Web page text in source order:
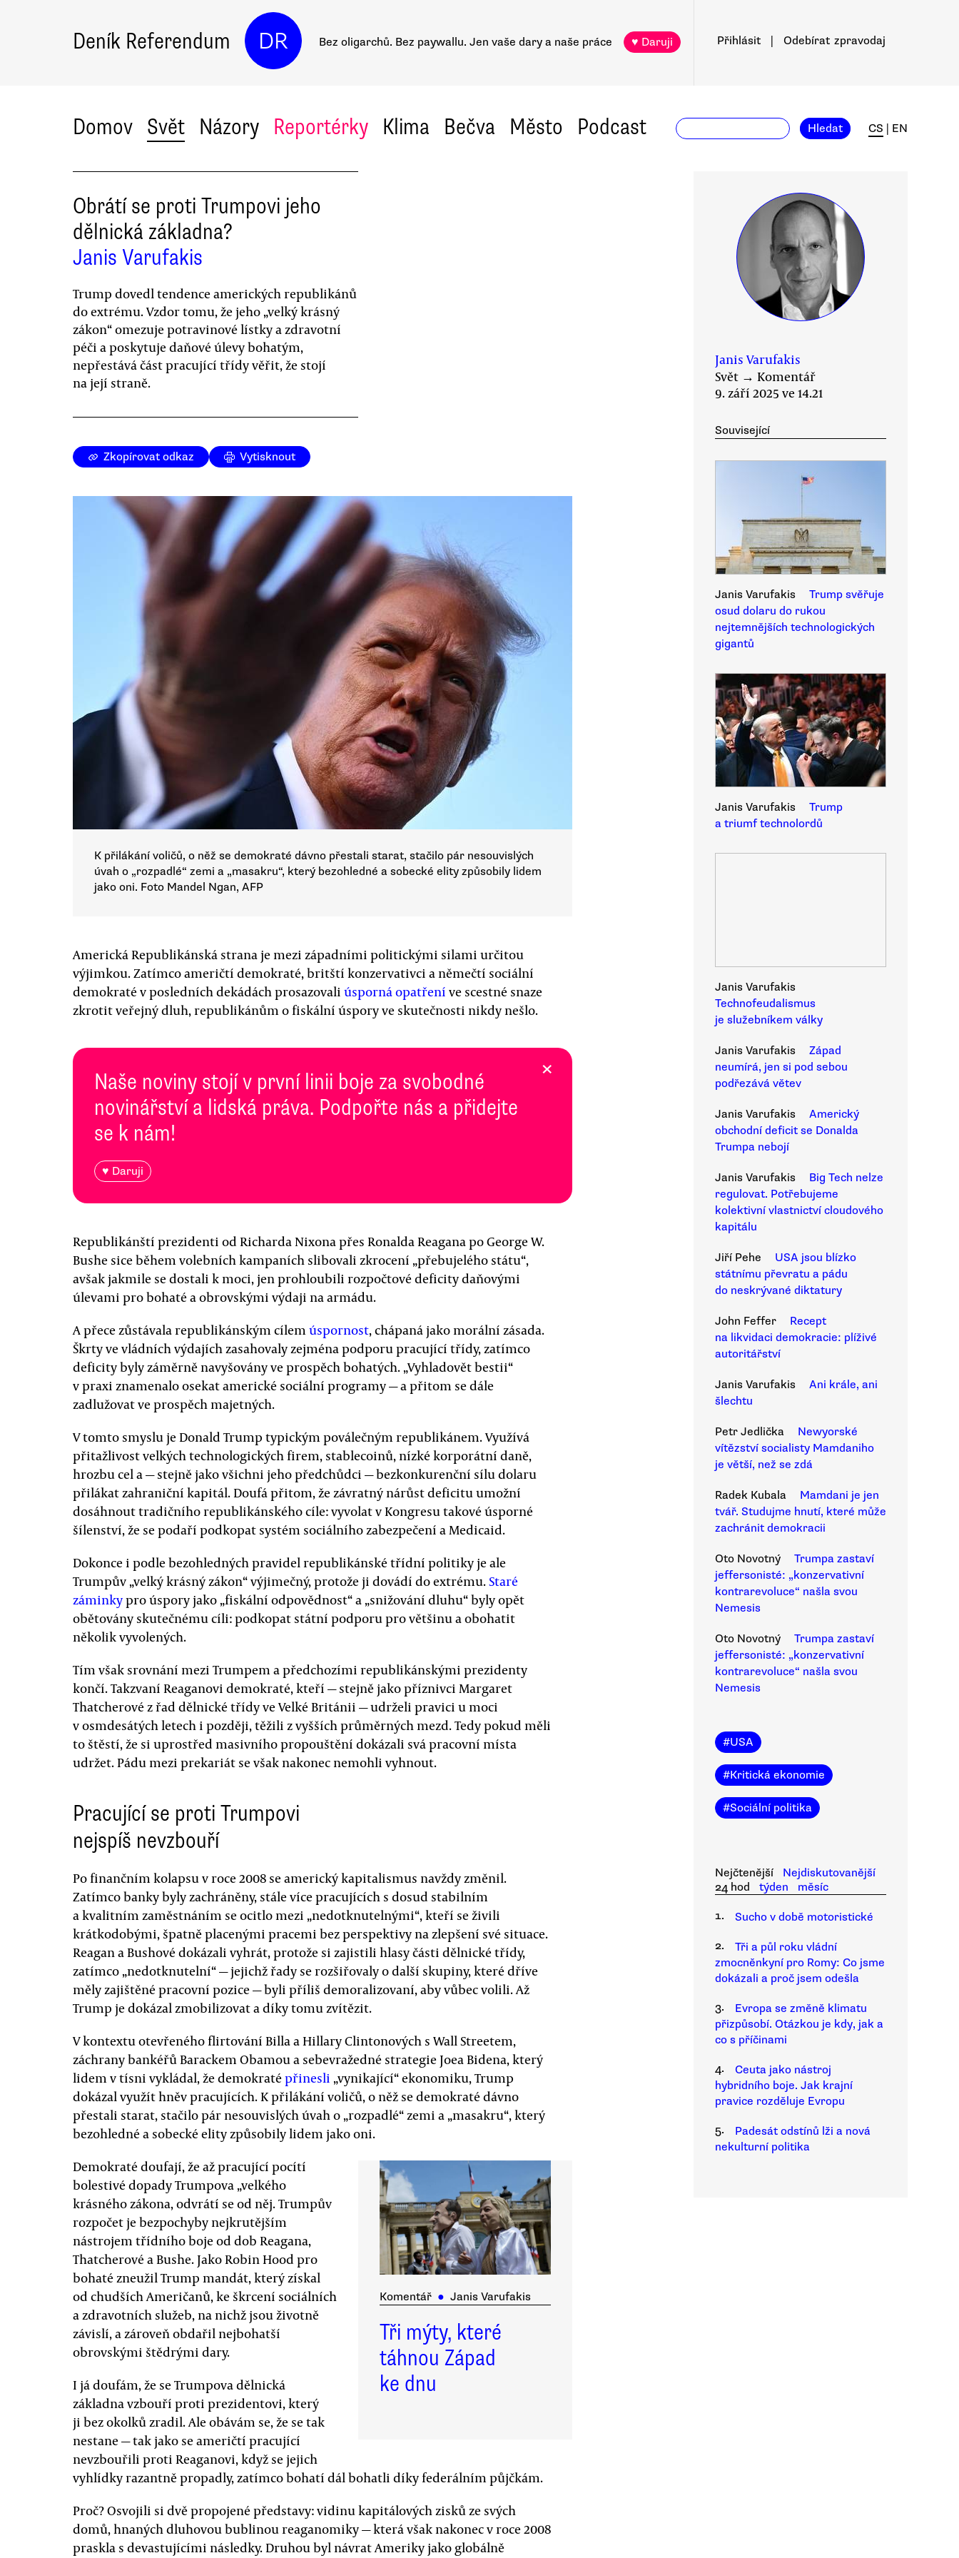
Deník Referendum DR Bez oligarchů. Bez paywallu. Jen vaše dary a naše práce ♥ Daruji Přihlásit Odebírat zpravodaj
Domov Svět Názory Reportérky Klima Bečva Město Podcast Hledat CS EN
Obrátí se proti Trumpovi jeho
dělnická základna?
Janis Varufakis
Trump dovedl tendence amerických republikánů
do extrému. Vzdor tomu, že jeho „velký krásný
zákon“ omezuje potravinové lístky a zdravotní
péči a poskytuje daňové úlevy bohatým,
nepřestává část pracující třídy věřit, že stojí
na její straně.
Zkopírovat odkaz Vytisknout
K přilákání voličů, o něž se demokraté dávno přestali starat, stačilo pár nesouvislých
úvah o „rozpadlé“ zemi a „masakru“, který bezohledné a sobecké elity způsobily lidem
jako oni. Foto Mandel Ngan, AFP
Americká Republikánská strana je mezi západními politickými silami určitou
výjimkou. Zatímco američtí demokraté, britští konzervativci a němečtí sociální
demokraté v posledních dekádách prosazovali úsporná opatření ve scestné snaze
zkrotit veřejný dluh, republikánům o fiskální úspory ve skutečnosti nikdy nešlo.
Naše noviny stojí v první linii boje za svobodné
novinářství a lidská práva. Podpořte nás a přidejte
se k nám!
♥ Daruji
×
Republikánští prezidenti od Richarda Nixona přes Ronalda Reagana po George W.
Bushe sice během volebních kampaních slibovali zkrocení „přebujelého státu“,
avšak jakmile se dostali k moci, jen prohloubili rozpočtové deficity daňovými
úlevami pro bohaté a obrovskými výdaji na armádu.
A přece zůstávala republikánským cílemúspornost, chápaná jako morální zásada.
Škrty ve vládních výdajích zasahovaly zejména podporu pracující třídy, zatímco
deficity byly záměrně navyšovány ve prospěch bohatých. „Vyhladovět bestii“
v praxi znamenalo osekat americké sociální programy — a přitom se dále
zadlužovat ve prospěch majetných.
V tomto smyslu je Donald Trump typickým poválečným republikánem. Využívá
přitažlivost velkých technologických firem, stablecoinů, nízké korporátní daně,
hrozbu cel a — stejně jako všichni jeho předchůdci — bezkonkurenční sílu dolaru
přilákat zahraniční kapitál. Doufá přitom, že závratný nárůst deficitu umožní
dosáhnout tradičního republikánského cíle: vyvolat v Kongresu takové úsporné
šílenství, že se podaří podkopat systém sociálního zabezpečení a Medicaid.
Dokonce i podle bezohledných pravidel republikánské třídní politiky je ale
Trumpův „velký krásný zákon“ výjimečný, protože ji dovádí do extrému.Staré
záminkypro úspory jako „fiskální odpovědnost“ a „snižování dluhu“ byly opět
obětovány skutečnému cíli: podkopat státní podporu pro většinu a obohatit
několik vyvolených.
Tím však srovnání mezi Trumpem a předchozími republikánskými prezidenty
končí. Takzvaní Reaganovi demokraté, kteří — stejně jako příznivci Margaret
Thatcherové z řad dělnické třídy ve Velké Británii — udrželi pravici u moci
v osmdesátých letech i později, těžili z vyšších průměrných mezd. Tedy pokud měli
to štěstí, že si uprostřed masivního propouštění dokázali svá pracovní místa
udržet. Pádu mezi prekariát se však nakonec nemohli vyhnout.
Pracující se proti Trumpovi
nejspíš nevzbouří
Po finančním kolapsu v roce 2008 se americký kapitalismus navždy změnil.
Zatímco banky byly zachráněny, stále více pracujících s dosud stabilním
a kvalitním zaměstnáním se ocitlo mezi „nedotknutelnými“, kteří se živili
krátkodobými, špatně placenými pracemi bez perspektivy na zlepšení své situace.
Reagan a Bushové dokázali vyhrát, protože si zajistili hlasy části dělnické třídy,
zatímco „nedotknutelní“ — jejichž řady se rozšiřovaly o další skupiny, které dříve
měly zajištěné pracovní pozice — byli příliš demoralizovaní, aby vůbec volili. Až
Trump je dokázal zmobilizovat a díky tomu zvítězit.
V kontextu otevřeného flirtování Billa a Hillary Clintonových s Wall Streetem,
záchrany bankéřů Barackem Obamou a sebevražedné strategie Joea Bidena, který
lidem v tísni vykládal, že demokratépřinesli „vynikající“ ekonomiku, Trump
dokázal využít hněv pracujících. K přilákání voličů, o něž se demokraté dávno
přestali starat, stačilo pár nesouvislých úvah o „rozpadlé“ zemi a „masakru“, který
bezohledné a sobecké elity způsobily lidem jako oni.
Komentář ● Janis Varufakis
Tři mýty, které
táhnou Západ
ke dnu
Demokraté doufají, že až pracující pocítí
bolestivé dopady Trumpova „velkého
krásného zákona, odvrátí se od něj. Trumpův
rozpočet je bezpochyby nejkrutějším
nástrojem třídního boje od dob Reagana,
Thatcherové a Bushe. Jako Robin Hood pro
bohaté zneužil Trump mandát, který získal
od chudších Američanů, ke škrcení sociálních
a zdravotních služeb, na nichž jsou životně
závislí, a zároveň obdařil nejbohatší
obrovskými štědrými dary.
I já doufám, že se Trumpova dělnická
základna vzbouří proti prezidentovi, který
ji bez okolků zradil. Ale obávám se, že se tak
nestane — tak jako se američtí pracující
nevzbouřili proti Reaganovi, když se jejich
vyhlídky razantně propadly, zatímco bohatí dál bohatli díky federálním půjčkám.
Proč? Osvojili si dvě propojené představy: vidinu kapitálových zisků ze svých
domů, hnaných dluhovou bublinou reaganomiky — která však nakonec v roce 2008
praskla s devastujícími následky. Druhou byl návrat Ameriky jako globálně
Janis Varufakis
Svět → Komentář
9. září 2025 ve 14.21
Související
Janis Varufakis
Trump svěřuje
osud dolaru do rukou
nejtemnějších technologických
gigantů
Janis Varufakis
Trump
a triumf technolordů
Janis Varufakis
Technofeudalismus
je služebníkem války
Janis Varufakis
Západ
neumírá, jen si pod sebou
podřezává větev
Janis Varufakis
Americký
obchodní deficit se Donalda
Trumpa nebojí
Janis Varufakis
Big Tech nelze
regulovat. Potřebujeme
kolektivní vlastnictví cloudového
kapitálu
Jiří Pehe
USA jsou blízko
státnímu převratu a pádu
do neskrývané diktatury
John Feffer
Recept
na likvidaci demokracie: plíživé
autoritářství
Janis Varufakis
Ani krále, ani
šlechtu
Petr Jedlička
Newyorské
vítězství socialisty Mamdaniho
je větší, než se zdá
Radek Kubala
Mamdani je jen
tvář. Studujme hnutí, které může
zachránit demokracii
Oto Novotný
Trumpa zastaví
jeffersonisté: „konzervativní
kontrarevoluce“ našla svou
Nemesis
Oto Novotný
Trumpa zastaví
jeffersonisté: „konzervativní
kontrarevoluce“ našla svou
Nemesis
#USA
#Kritická ekonomie
#Sociální politika
Nejčtenější
Nejdiskutovanější
24 hod
týden
měsíc
1.
Sucho v době motoristické
2.
Tři a půl roku vládní
zmocněnkyní pro Romy: Co jsme
dokázali a proč jsem odešla
3.
Evropa se změně klimatu
přizpůsobí. Otázkou je kdy, jak a
co s příčinami
4.
Ceuta jako nástroj
hybridního boje. Jak krajní
pravice rozděluje Evropu
5.
Padesát odstínů lži a nová
nekulturní politika